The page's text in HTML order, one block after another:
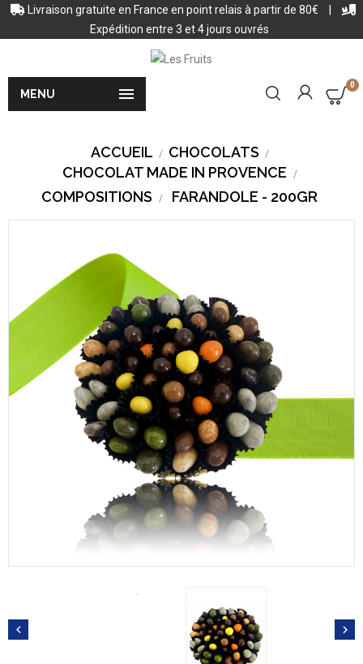
Livraison gratuite en France en point relais à partir de 80€
Expédition entre 3 et 4 jours ouvrés

MENU
0
ACCUEIL
CHOCOLATS
CHOCOLAT MADE IN PROVENCE
COMPOSITIONS
FARANDOLE - 200GR
 